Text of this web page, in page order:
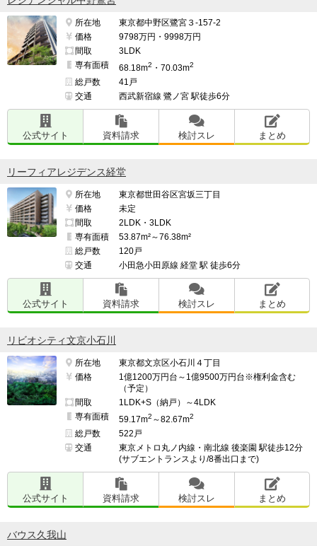
所在地
東京都中野区鷺宮３-157-2
価格
9798万円・9998万円
間取
3LDK
専有面積
68.18m2 ・70.03m2
総戸数
41戸
交通
西武新宿線 鷺ノ宮 駅徒歩6分
公式サイト 資料請求 検討スレ まとめ
リーフィアレジデンス経堂
所在地
東京都世田谷区宮坂三丁目
価格
未定
間取
2LDK・3LDK
専有面積
53.87m²～76.38m²
総戸数
120戸
交通
小田急小田原線 経堂 駅 徒歩6分
公式サイト 資料請求 検討スレ まとめ
リビオシティ文京小石川
所在地
東京都文京区小石川４丁目
価格
1億1200万円台～1億9500万円台※権利金含む
（予定）
間取
1LDK+S（納戸）～4LDK
専有面積
59.17m2 ～82.67m2
総戸数
522戸
交通
東京メトロ丸ノ内線・南北線 後楽園 駅徒歩12分
(サブエントランスより/8番出口まで)
公式サイト 資料請求 検討スレ まとめ
バウス久我山